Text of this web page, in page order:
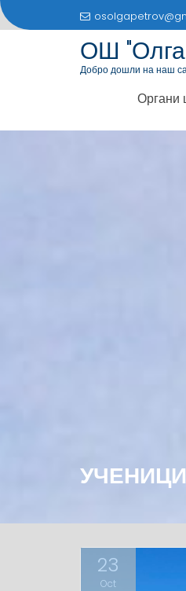
S
k
ОШ
Добро дошли на наш
Органи
23
Oct